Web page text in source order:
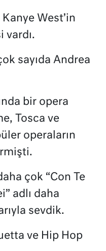
West’in
vardı.
sayıda Andrea
bir opera
Tosca ve
operaların
çok “Con Te
adlı daha
sevdik.
ve Hip Hop